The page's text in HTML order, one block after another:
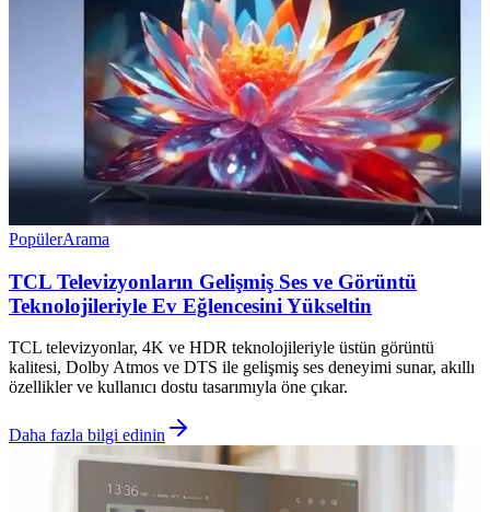
PopülerArama
TCL Televizyonların Gelişmiş Ses ve Görüntü
Teknolojileriyle Ev Eğlencesini Yükseltin
TCL televizyonlar, 4K ve HDR teknolojileriyle üstün görüntü
kalitesi, Dolby Atmos ve DTS ile gelişmiş ses deneyimi sunar, akıllı
özellikler ve kullanıcı dostu tasarımıyla öne çıkar.
Daha fazla bilgi edinin